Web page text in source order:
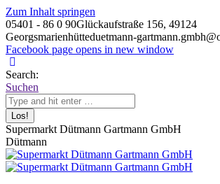
Zum Inhalt springen
05401 - 86 0 90Glückaufstraße 156, 49124
Georgsmarienhütteduetmann-
Facebook page opens in new window
Search:
Suchen
Supermarkt Dütmann Gartmann GmbH
Dütmann